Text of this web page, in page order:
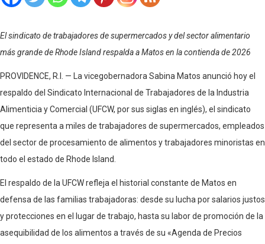
El sindicato de trabajadores de supermercados y del sector alimentario
más grande de Rhode Island respalda a Matos en la contienda de 2026
PROVIDENCE, R.I. — La vicegobernadora Sabina Matos anunció hoy el
respaldo del Sindicato Internacional de Trabajadores de la Industria
Alimenticia y Comercial (UFCW, por sus siglas en inglés), el sindicato
que representa a miles de trabajadores de supermercados, empleados
del sector de procesamiento de alimentos y trabajadores minoristas en
todo el estado de Rhode Island.
El respaldo de la UFCW refleja el historial constante de Matos en
defensa de las familias trabajadoras: desde su lucha por salarios justos
y protecciones en el lugar de trabajo, hasta su labor de promoción de la
asequibilidad de los alimentos a través de su «Agenda de Precios